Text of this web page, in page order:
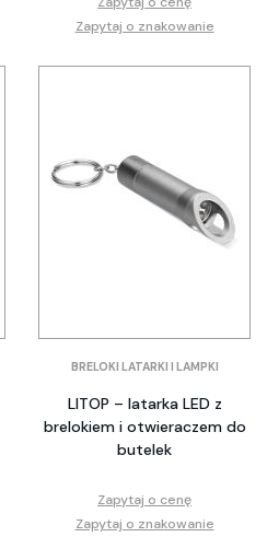
Zapytaj o znakowanie
BRELOKI LATARKI I LAMPKI
LITOP – latarka LED z
brelokiem i otwieraczem do
butelek
Zapytaj o cenę
Zapytaj o znakowanie